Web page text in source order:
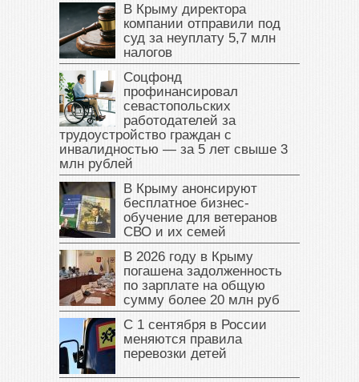
В Крыму директора
компании отправили под
суд за неуплату 5,7 млн
налогов
Соцфонд
профинансировал
севастопольских
работодателей за
трудоустройство граждан с
инвалидностью — за 5 лет свыше 3
млн рублей
В Крыму анонсируют
бесплатное бизнес-
обучение для ветеранов
СВО и их семей
В 2026 году в Крыму
погашена задолженность
по зарплате на общую
сумму более 20 млн руб
С 1 сентября в России
меняются правила
перевозки детей